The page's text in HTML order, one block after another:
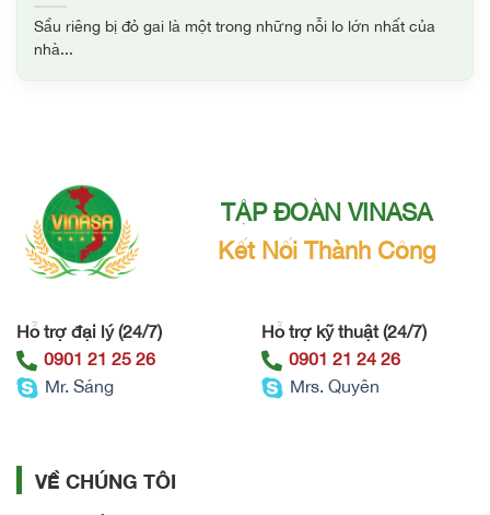
Sầu riêng bị đỏ gai là một trong những nỗi lo lớn nhất của
nhà...
TẬP ĐOÀN VINASA
Kết Nối Thành Công
Hỗ trợ đại lý (24/7)
0901 21 25 26
Mr. Sáng
Hỗ trợ kỹ thuật (24/7)
0901 21 24 26
Mrs. Quyên
VỀ CHÚNG TÔI